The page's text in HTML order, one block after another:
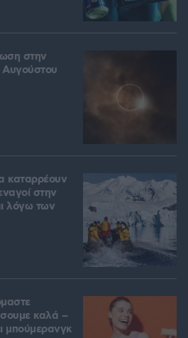
στην
Αυγούστου
καταρρέουν
στην
λόγω των
καλά –
μπούμερανγκ